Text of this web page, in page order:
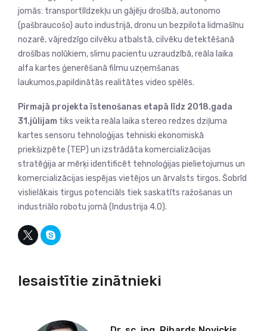
jomās: transportlīdzekļu un gājēju drošībā, autonomo
(pašbraucošo) auto industrijā, dronu un bezpilota lidmašīnu
nozarē, vājredzīgo cilvēku atbalstā, cilvēku detektēšanā
drošības nolūkiem, slimu pacientu uzraudzībā, reāla laika
alfa kartes ģenerēšanā filmu uzņemšanas
laukumos,papildinātās realitātes video spēlēs.
Pirmajā projekta īstenošanas etapā līdz 2018.gada
31.jūlijam tiks veikta reāla laika stereo redzes dziļuma
kartes sensoru tehnoloģijas tehniski ekonomiskā
priekšizpēte (TEP) un izstrādāta komercializācijas
stratēģija ar mērķi identificēt tehnoloģijas pielietojumus un
komercializācijas iespējas vietējos un ārvalsts tirgos. Šobrīd
vislielākais tirgus potenciāls tiek saskatīts ražošanas un
industriālo robotu jomā (Industrija 4.0).
Iesaistītie zinātnieki